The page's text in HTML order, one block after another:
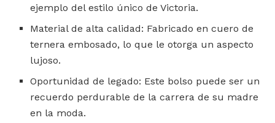
ejemplo del estilo único de Victoria.
Material de alta calidad: Fabricado en cuero de
ternera embosado, lo que le otorga un aspecto
lujoso.
Oportunidad de legado: Este bolso puede ser un
recuerdo perdurable de la carrera de su madre
en la moda.